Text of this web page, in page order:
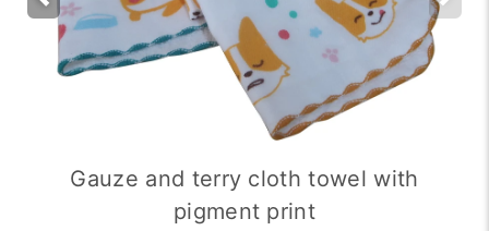
Gauze and terry cloth towel with
pigment print